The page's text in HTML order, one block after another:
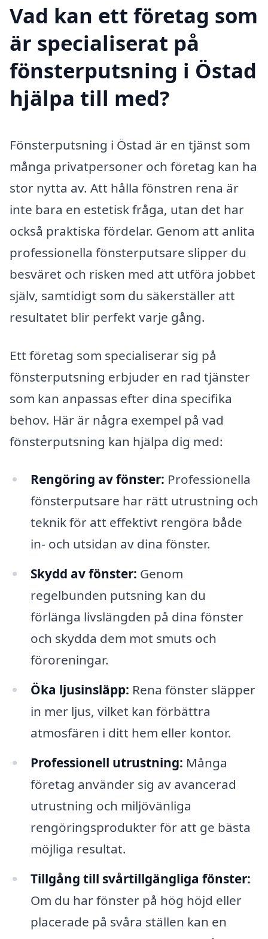
Vad kan ett företag som
är specialiserat på
fönsterputsning i Östad
hjälpa till med?
Fönsterputsning i Östad är en tjänst som
många privatpersoner och företag kan ha
stor nytta av. Att hålla fönstren rena är
inte bara en estetisk fråga, utan det har
också praktiska fördelar. Genom att anlita
professionella fönsterputsare slipper du
besväret och risken med att utföra jobbet
själv, samtidigt som du säkerställer att
resultatet blir perfekt varje gång.
Ett företag som specialiserar sig på
fönsterputsning erbjuder en rad tjänster
som kan anpassas efter dina specifika
behov. Här är några exempel på vad
fönsterputsning kan hjälpa dig med:
Rengöring av fönster: Professionella
fönsterputsare har rätt utrustning och
teknik för att effektivt rengöra både
in- och utsidan av dina fönster.
Skydd av fönster: Genom
regelbunden putsning kan du
förlänga livslängden på dina fönster
och skydda dem mot smuts och
föroreningar.
Öka ljusinsläpp: Rena fönster släpper
in mer ljus, vilket kan förbättra
atmosfären i ditt hem eller kontor.
Professionell utrustning: Många
företag använder sig av avancerad
utrustning och miljövänliga
rengöringsprodukter för att ge bästa
möjliga resultat.
Tillgång till svårtillgängliga fönster:
Om du har fönster på hög höjd eller
placerade på svåra ställen kan en